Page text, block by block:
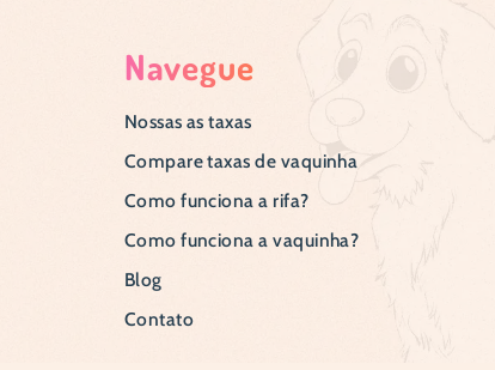
Navegue
Nossas as taxas
Compare taxas de vaquinha
Como funciona a rifa?
Como funciona a vaquinha?
Blog
Contato